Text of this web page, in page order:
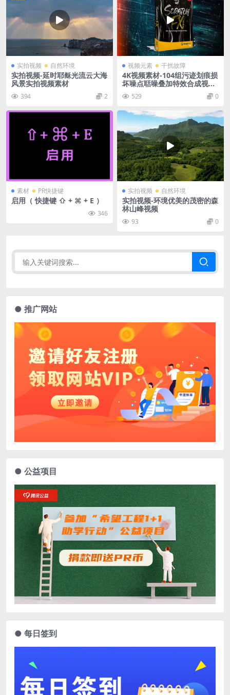
实拍视频 自然环境
实拍视频-延时耶稣光流云大海
风景实拍视频素材
394 2
视频元素 干扰故障
4K视频素材-104组污迹划痕损
坏噪点聒噪叠加特效合成视频
529 0
素材 PR快捷键
启用（ 快捷键 ⇧ + ⌘ + E ）
346
实拍视频 自然环境
实拍视频-环境优美的茂密的森
林山峰视频
93 0
● 推广网站
● 公益项目
● 每日签到